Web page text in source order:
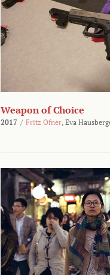
Weapon of Choice
2017 / Fritz Ofner, Eva